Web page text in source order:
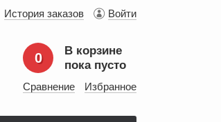
История заказов Войти
0
В корзине
пока пусто
Сравнение Избранное